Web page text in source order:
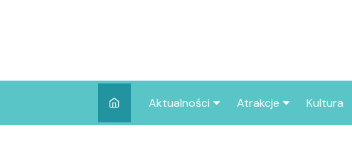
Aktualności Atrakcje Kultura